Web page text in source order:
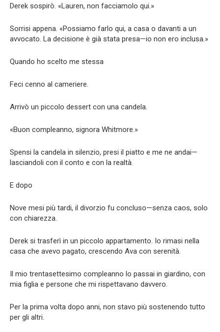
Derek sospirò. «Lauren, non facciamolo qui.»
Sorrisi appena. «Possiamo farlo qui, a casa o davanti a un
avvocato. La decisione è già stata presa—io non ero inclusa.»
Quando ho scelto me stessa
Feci cenno al cameriere.
Arrivò un piccolo dessert con una candela.
«Buon compleanno, signora Whitmore.»
Spensi la candela in silenzio, presi il piatto e me ne andai—
lasciandoli con il conto e con la realtà.
E dopo
Nove mesi più tardi, il divorzio fu concluso—senza caos, solo
con chiarezza.
Derek si trasferì in un piccolo appartamento. Io rimasi nella
casa che avevo pagato, crescendo Ava con serenità.
Il mio trentasettesimo compleanno lo passai in giardino, con
mia figlia e persone che mi rispettavano davvero.
Per la prima volta dopo anni, non stavo più sostenendo tutto
per gli altri.